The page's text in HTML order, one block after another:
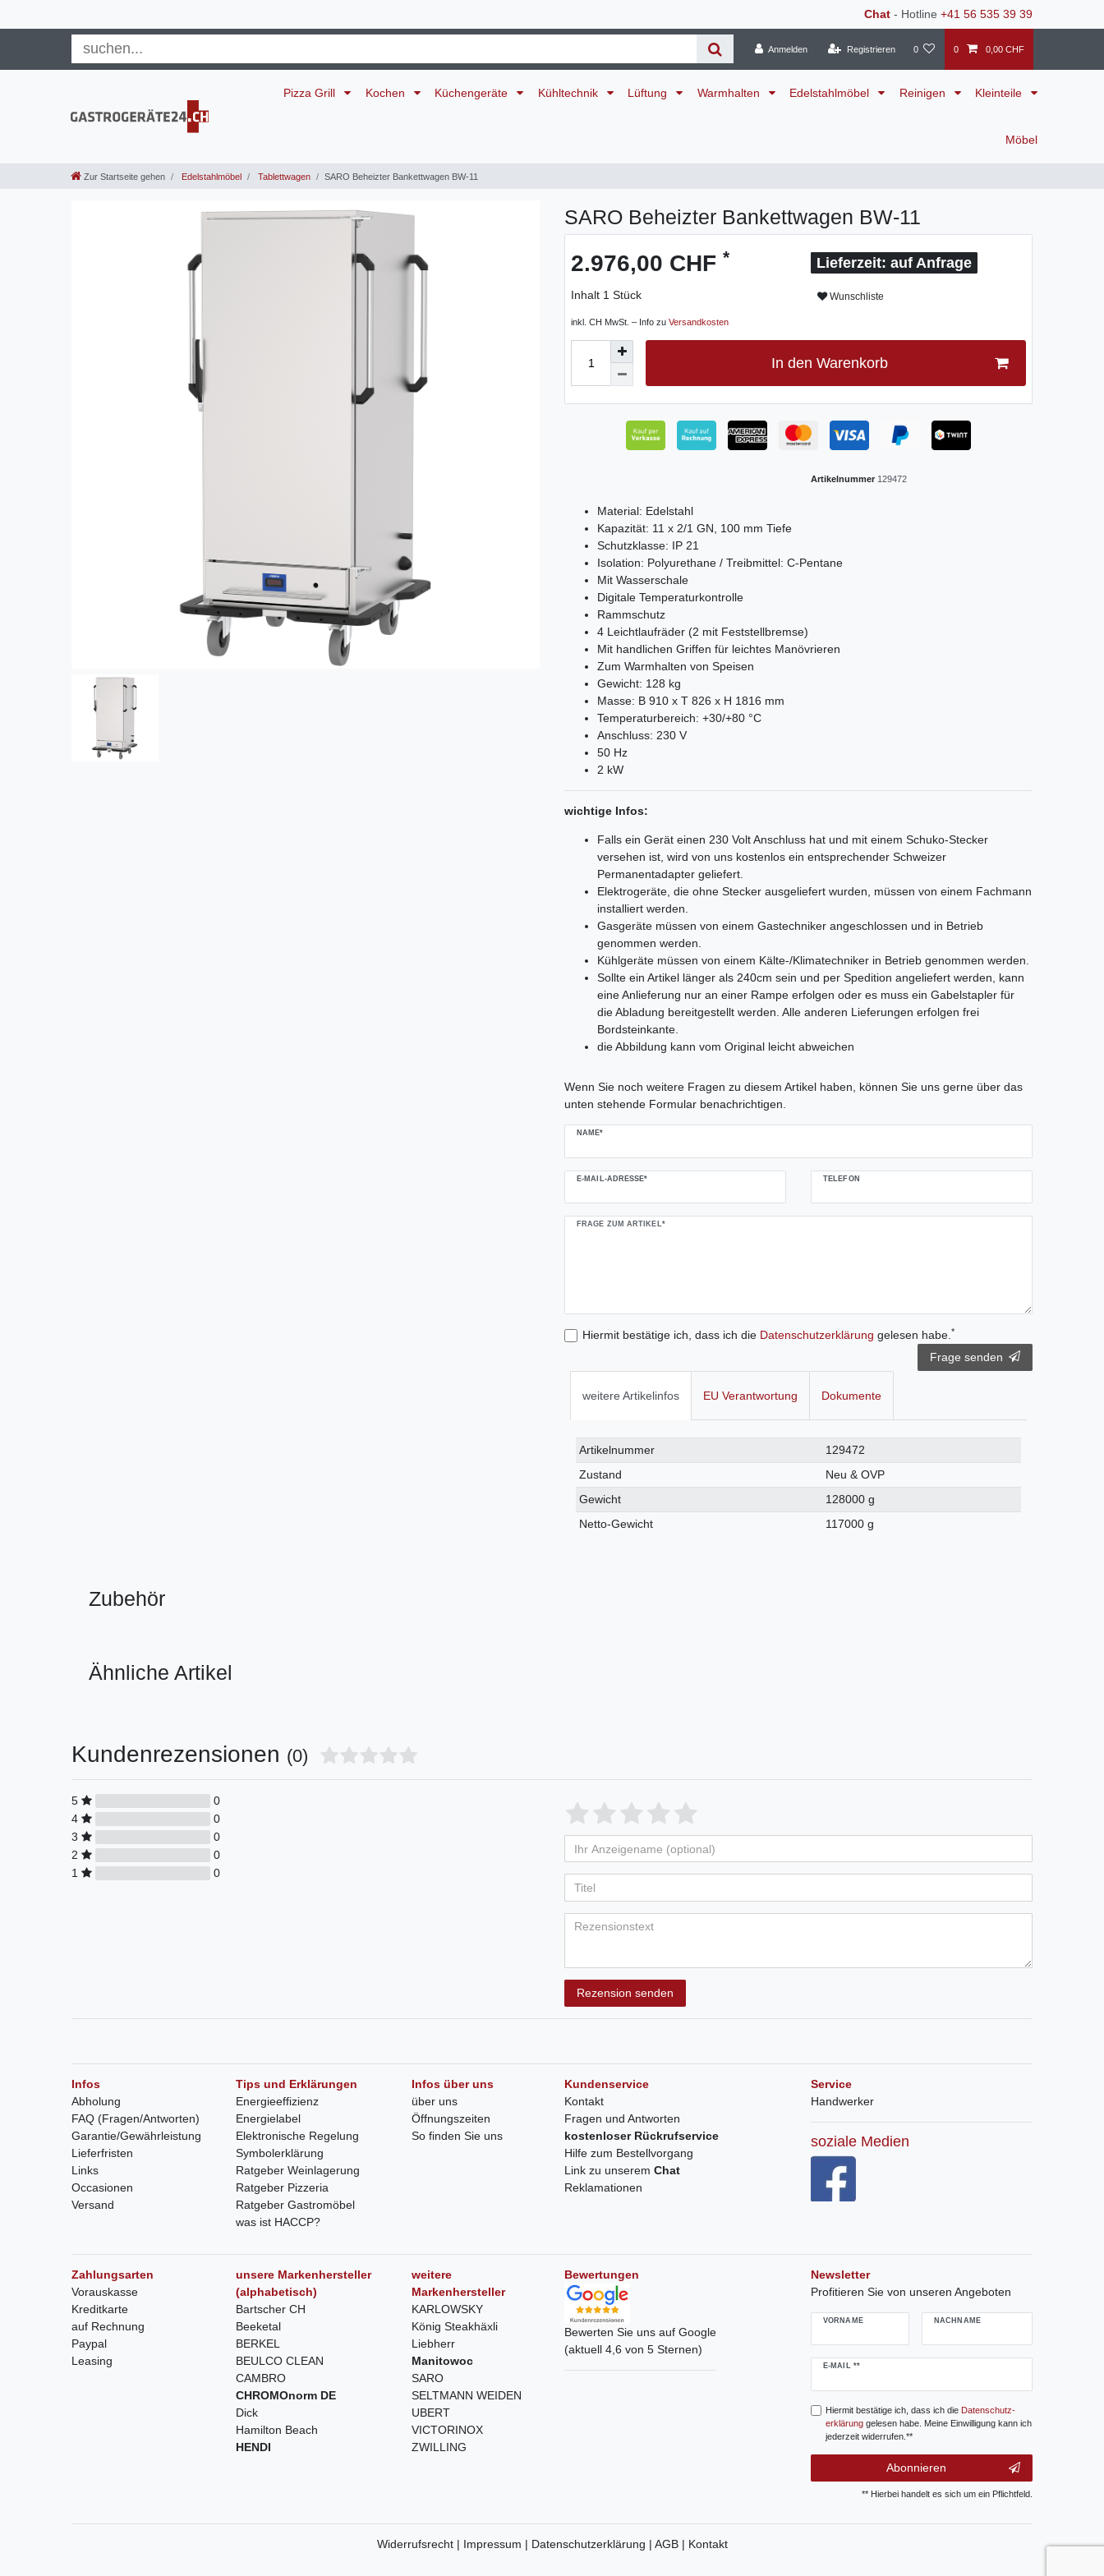
Chat - Hotline +41 56 535 39 39
Anmelden Registrieren 0 0 0,00 CHF
Pizza Grill Kochen Küchengeräte Kühltechnik Lüftung Warmhalten Edelstahlmöbel Reinigen Kleinteile
Möbel
Zur Startseite gehen Edelstahlmöbel Tablettwagen SARO Beheizter Bankettwagen BW-11
SARO Beheizter Bankettwagen BW-11
2.976,00 CHF *
Inhalt 1 Stück
inkl. CH MwSt. – Info zu Versandkosten
auf Anfrage
Wunschliste
In den Warenkorb
Artikelnummer 129472
Material: Edelstahl
Kapazität: 11 x 2/1 GN, 100 mm Tiefe
Schutzklasse: IP 21
Isolation: Polyurethane / Treibmittel: C-Pentane
Mit Wasserschale
Digitale Temperaturkontrolle
Rammschutz
4 Leichtlaufräder (2 mit Feststellbremse)
Mit handlichen Griffen für leichtes Manövrieren
Zum Warmhalten von Speisen
Gewicht: 128 kg
Masse: B 910 x T 826 x H 1816 mm
Temperaturbereich: +30/+80 °C
Anschluss: 230 V
50 Hz
2 kW
wichtige Infos:
Falls ein Gerät einen 230 Volt Anschluss hat und mit einem Schuko-Stecker
versehen ist, wird von uns kostenlos ein entsprechender Schweizer
Permanentadapter geliefert.
Elektrogeräte, die ohne Stecker ausgeliefert wurden, müssen von einem Fachmann
installiert werden.
Gasgeräte müssen von einem Gastechniker angeschlossen und in Betrieb
genommen werden.
Kühlgeräte müssen von einem Kälte-/Klimatechniker in Betrieb genommen werden.
Sollte ein Artikel länger als 240cm sein und per Spedition angeliefert werden, kann
eine Anlieferung nur an einer Rampe erfolgen oder es muss ein Gabelstapler für
die Abladung bereitgestellt werden. Alle anderen Lieferungen erfolgen frei
Bordsteinkante.
die Abbildung kann vom Original leicht abweichen
Wenn Sie noch weitere Fragen zu diesem Artikel haben, können Sie uns gerne über das
unten stehende Formular benachrichtigen.
NAME*
E-MAIL-ADRESSE* TELEFON
FRAGE ZUM ARTIKEL*
Hiermit bestätige ich, dass ich die Daten­schutz­erklärung gelesen habe.*
Frage senden
weitere Artikelinfos EU Verantwortung Dokumente
Technisches
Merkmal
Wert
Artikelnummer
129472
Zustand
Neu & OVP
Gewicht
128000 g
Netto-Gewicht
117000 g
Zubehör
Ähnliche Artikel
Kundenrezensionen (0)
5
0
4
0
3
0
2
0
1
0
Rezension senden
Infos
Abholung
FAQ (Fragen/Antworten)
Garantie/Gewährleistung
Lieferfristen
Links
Occasionen
Versand
Tips und Erklärungen
Energieeffizienz
Energielabel
Elektronische Regelung
Symbolerklärung
Ratgeber Weinlagerung
Ratgeber Pizzeria
Ratgeber Gastromöbel
was ist HACCP?
Infos über uns
über uns
Öffnungszeiten
So finden Sie uns
Kundenservice
Kontakt
Fragen und Antworten
kostenloser Rückrufservice
Hilfe zum Bestellvorgang
Link zu unserem Chat
Reklamationen
Service
Handwerker
soziale Medien
Zahlungsarten
Vorauskasse
Kreditkarte
auf Rechnung
Paypal
Leasing
unsere Markenhersteller
(alphabetisch)
Bartscher CH
Beeketal
BERKEL
BEULCO CLEAN
CAMBRO
CHROMOnorm DE
Dick
Hamilton Beach
HENDI
weitere
Markenhersteller
KARLOWSKY
König Steakhäxli
Liebherr
Manitowoc
SARO
SELTMANN WEIDEN
UBERT
VICTORINOX
ZWILLING
Bewertungen
Bewerten Sie uns auf Google
(aktuell 4,6 von 5 Sternen)
Newsletter
Profitieren Sie von unseren Angeboten
VORNAME NACHNAME
E-MAIL **
Newsletter
Hiermit bestätige ich, dass ich die Daten­schutz­
erklärunggelesen habe. Meine Einwilligung kann ich
jederzeit widerrufen.**
Abonnieren
** Hierbei handelt es sich um ein Pflichtfeld.
Widerrufsrecht | Impressum | Datenschutzerklärung | AGB | Kontakt